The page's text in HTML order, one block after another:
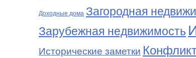
Доходные дома Загородная
Зарубежная недвижимость
Исторические заметки